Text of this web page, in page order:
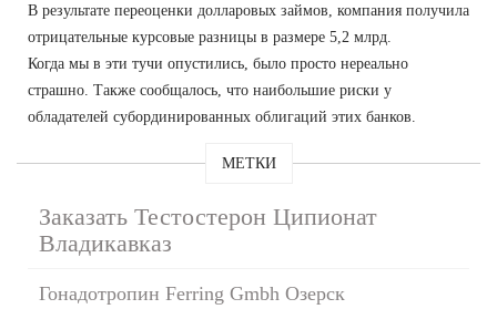
В результате переоценки долларовых займов, компания получила
отрицательные курсовые разницы в размере 5,2 млрд.
Когда мы в эти тучи опустились, было просто нереально
страшно. Также сообщалось, что наибольшие риски у
обладателей субординированных облигаций этих банков.
МЕТКИ
Заказать Тестостерон Ципионат
Владикавказ
Гонадотропин Ferring Gmbh Озерск